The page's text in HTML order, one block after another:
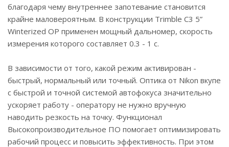
благодаря чему внутреннее запотевание становится
крайне маловероятным. В конструкции Trimble C3 5”
Winterized OP применен мощный дальномер, скорость
измерения которого составляет 0.3 - 1 с.
В зависимости от того, какой режим активирован -
быстрый, нормальный или точный. Оптика от Nikon вкупе
с быстрой и точной системой автофокуса значительно
ускоряет работу - оператору не нужно вручную
наводить резкость на точку. Функционал
Высокопроизводительное ПО помогает оптимизировать
рабочий процесс и повысить эффективность. При этом